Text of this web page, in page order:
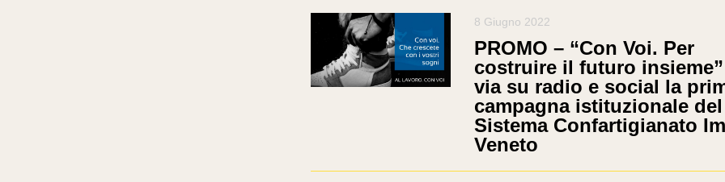
8 Giugno 2022
PROMO – “Con Voi. Per
costruire il futuro
via su radio e social la
campagna istituzionale del
Sistema Confartigianato
Veneto